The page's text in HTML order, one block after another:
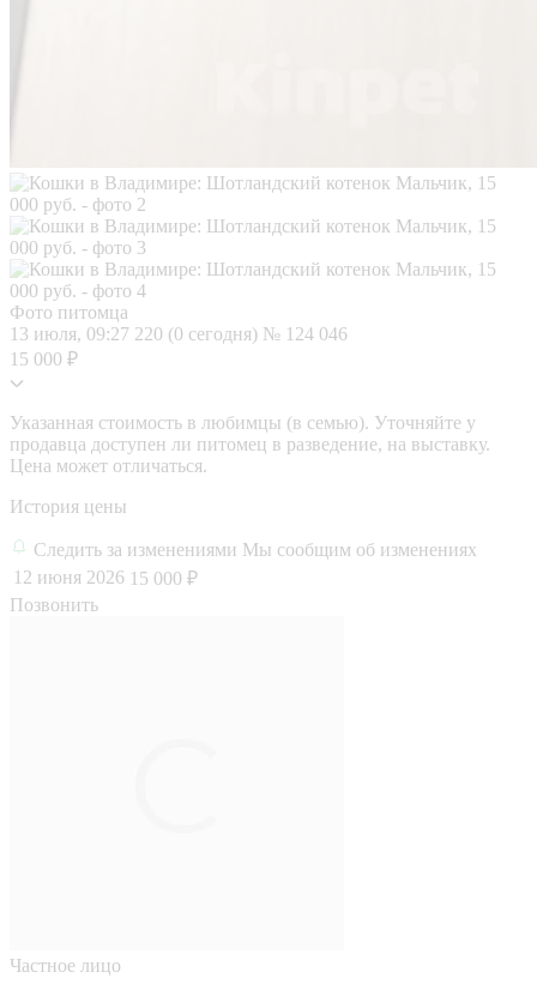
Фото питомца
13 июля, 09:27 220 (0 сегодня) № 124 046
15 000 ₽
Указанная стоимость в любимцы (в семью). Уточняйте у
продавца доступен ли питомец в разведение, на выставку.
Цена может отличаться.
История цены
Следить за изменениями Мы сообщим об изменениях
12 июня 2026 15 000 ₽
Позвонить
Частное лицо